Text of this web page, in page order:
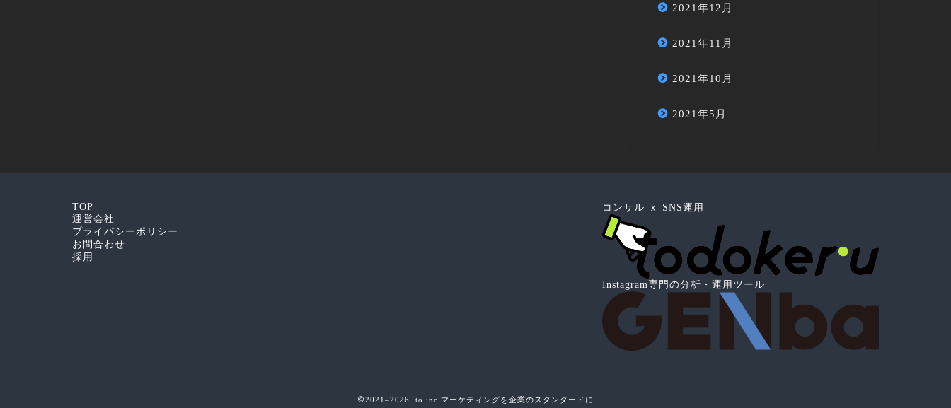
2021年12月
2021年11月
2021年10月
2021年5月
TOP
運営会社
プライバシーポリシー
お問合わせ
採用
コンサル ｘ SNS運用
Instagram専門の分析・運用ツール
2021–2026 to inc マーケティングを企業のスタンダードに